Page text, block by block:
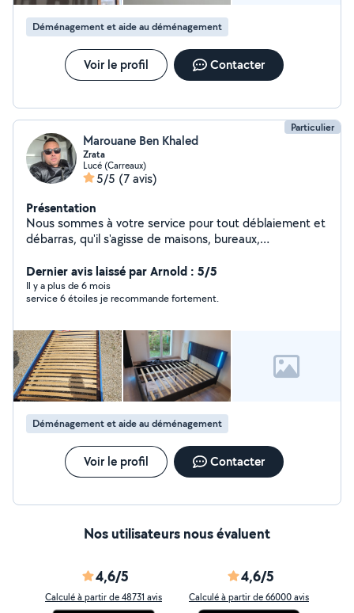
Déménagement et aide au déménagement
Voir le profil Contacter
Particulier
Marouane Ben Khaled
Zrata
Lucé (Carreaux)
5/5 (7 avis)
Présentation
Nous sommes à votre service pour tout déblaiement et
débarras, qu'il s'agisse de maisons, bureaux,
Dernier avis laissé par Arnold : 5/5
Il y a plus de 6 mois
service 6 étoiles je recommande fortement.
Déménagement et aide au déménagement
Voir le profil Contacter
Nos utilisateurs nous évaluent
4,6/5
Calculé à partir de 48731 avis
4,6/5
Calculé à partir de 66000 avis